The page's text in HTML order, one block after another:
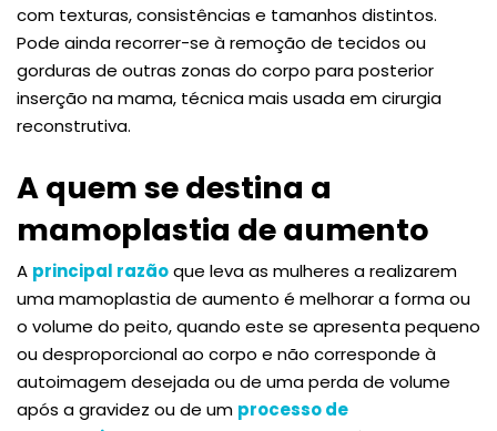
com texturas, consistências e tamanhos distintos.
Pode ainda recorrer-se à remoção de tecidos ou
gorduras de outras zonas do corpo para posterior
inserção na mama, técnica mais usada em cirurgia
reconstrutiva.
A quem se destina a
mamoplastia de aumento
A principal razãoque leva as mulheres a realizarem
uma mamoplastia de aumento é melhorar a forma ou
o volume do peito, quando este se apresenta pequeno
ou desproporcional ao corpo e não corresponde à
autoimagem desejada ou de uma perda de volume
após a gravidez ou de um processo de